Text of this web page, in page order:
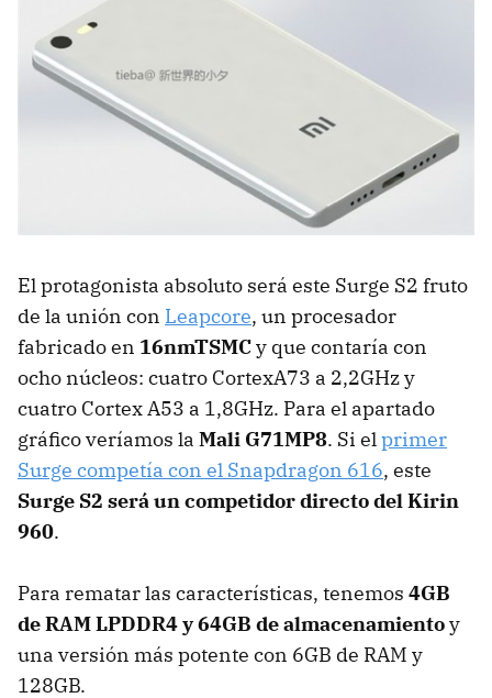
El protagonista absoluto será este Surge S2 fruto
de la unión con Leapcore, un procesador
fabricado en 16nmTSMCy que contaría con
ocho núcleos: cuatro CortexA73 a 2,2GHz y
cuatro Cortex A53 a 1,8GHz. Para el apartado
gráfico veríamos la Mali G71MP8. Si elprimer
Surge competía con el Snapdragon 616, este
Surge S2 será un competidor directo del Kirin
960.
Para rematar las características, tenemos 4GB
de RAM LPDDR4 y 64GB de almacenamientoy
una versión más potente con 6GB de RAM y
128GB.